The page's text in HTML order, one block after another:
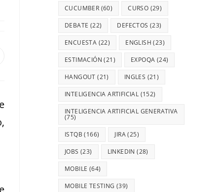
CUCUMBER (60) CURSO (29)
DEBATE (22) DEFECTOS (23)
ENCUESTA (22) ENGLISH (23)
ESTIMACIÓN (21) EXPOQA (24)
HANGOUT (21) INGLES (21)
INTELIGENCIA ARTIFICIAL (152)
INTELIGENCIA ARTIFICIAL GENERATIVA
(75)
ISTQB (166) JIRA(25)
JOBS (23) LINKEDIN (28)
MOBILE (64)
MOBILE TESTING (39)